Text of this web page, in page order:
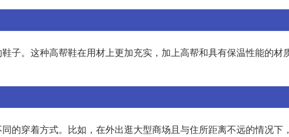
子。这种高帮鞋在用材上更加充实，加上高帮和具有保温性能的材
的穿着方式。比如，在外出逛大型商场且与住所距离不远的情况下